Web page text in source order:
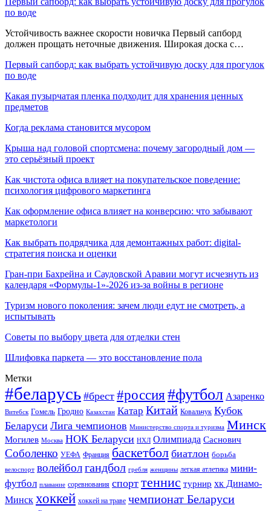
по воде
Устойчивость важнее скорости новичка Первый сапборд
должен прощать неточные движения. Широкая доска с…
Первый сапборд: как выбрать устойчивую доску для прогулок
по воде
Какая пузырчатая пленка подходит для хранения ценных
предметов
Когда реклама становится мусором
Крыша над головой спортсмена: почему загородный дом —
это серьёзный проект
Как чистота офиса влияет на покупательское поведение:
психология цифрового маркетинга
Как оформление офиса влияет на конверсию: что забывают
маркетологи
Как выбрать подрядчика для демонтажных работ: digital-
стратегия поиска и оценки
Гран-при Бахрейна и Саудовской Аравии могут исчезнуть из
календаря «Формулы-1»-2026 из-за войны в регионе
Туризм нового поколения: зачем люди едут не смотреть, а
испытывать
Советы по выбору цвета для отделки стен
Шлифовка паркета — это восстановление пола
Метки
#беларусь #брест #россия#футбол Азаренко
Витебск Гомель Гродно Казахстан Катар Китай Ковальчук Кубок
Беларуси Лига чемпионов Министерство спорта и туризма Минск
Могилев Москва НОК Беларуси НХЛ Олимпиада Саснович
Соболенко УЕФА Франция баскетбол биатлон борьба
велоспорт волейболгандбол гребля женщины легкая атлетика мини-
футбол плавание соревнования спорт теннис турнир хк Динамо-
Минск хоккей хоккей на траве чемпионат Беларуси